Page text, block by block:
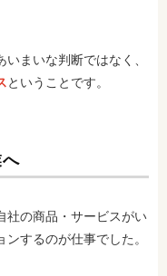
まいな判断ではなく、
ということです。
社の商品・サービスがい
するのが仕事でした。